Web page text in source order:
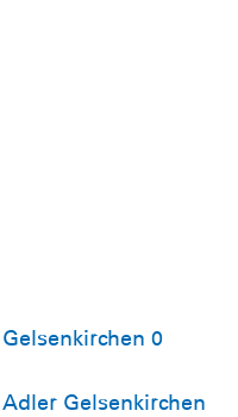
0
Gelsenkirchen